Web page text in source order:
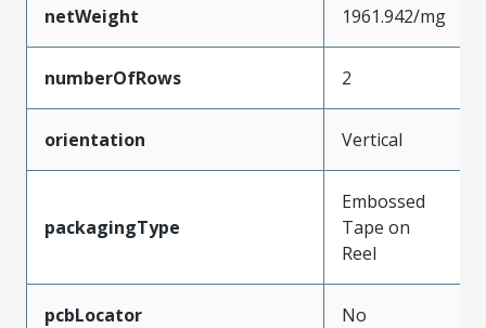
netWeight 1961.942/mg
numberOfRows 2
orientation Vertical
packagingType
Embossed
Tape on
Reel
pcbLocator No